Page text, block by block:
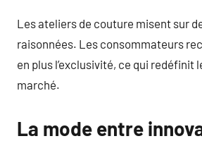
Les ateliers de couture misent sur
raisonnées. Les consommateurs
en plus l’exclusivité, ce qui redéfinit
marché.
La mode entre